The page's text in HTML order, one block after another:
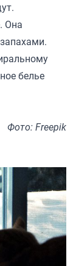
Она
белье
Фото: Freepik